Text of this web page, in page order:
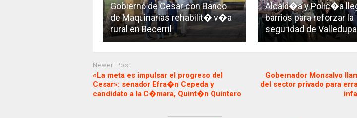
Gobierno de Cesar con Banco
de Maquinarias rehabilit� v�a
rural en Becerril
Alcald�a y Polic�a
barrios para reforzar la
seguridad de
Newer Post
«La meta es impulsar el progreso del
Cesar»: senador Efra�n Cepeda y
candidato a la C�mara, Quint�n Quintero
Gobernador Monsalvo
del sector privado para